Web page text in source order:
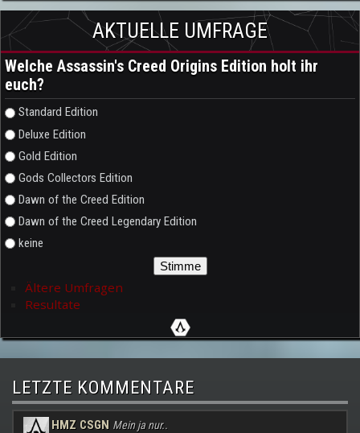
AKTUELLE UMFRAGE
Welche Assassin's Creed Origins Edition holt ihr
euch?
Auswahlmöglichkeiten
Standard Edition
Deluxe Edition
Gold Edition
Gods Collectors Edition
Dawn of the Creed Edition
Dawn of the Creed Legendary Edition
keine
Ältere Umfragen
Resultate
LETZTE KOMMENTARE
HMZ CSGN Mein ja nur..